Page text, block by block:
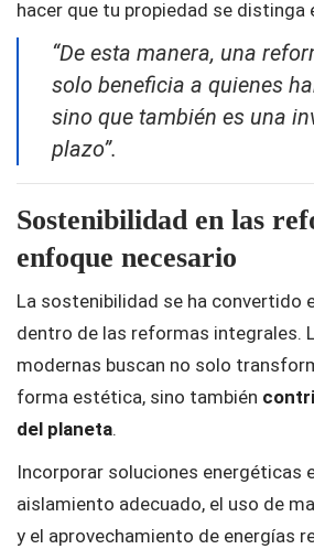
hacer que tu propiedad se distinga
“De esta manera, una
solo beneficia a quienes
sino que también es una
plazo”.
Sostenibilidad en las
enfoque necesario
La sostenibilidad se ha convertido
dentro de las reformas integrales.
modernas buscan no solo
forma estética, sino también
del planeta.
Incorporar soluciones energéticas
aislamiento adecuado, el uso de
y el aprovechamiento de energías